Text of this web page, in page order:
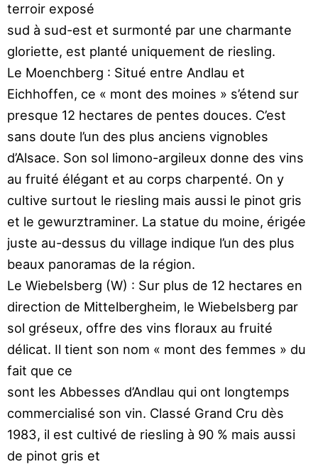
terroir exposé
sud à sud-est et surmonté par une charmante
gloriette, est planté uniquement de riesling.
Le Moenchberg : Situé entre Andlau et
Eichhoffen, ce « mont des moines » s’étend sur
presque 12 hectares de pentes douces. C’est
sans doute l’un des plus anciens vignobles
d’Alsace. Son sol limono-argileux donne des vins
au fruité élégant et au corps charpenté. On y
cultive surtout le riesling mais aussi le pinot gris
et le gewurztraminer. La statue du moine, érigée
juste au-dessus du village indique l’un des plus
beaux panoramas de la région.
Le Wiebelsberg (W) : Sur plus de 12 hectares en
direction de Mittelbergheim, le Wiebelsberg par
sol gréseux, offre des vins floraux au fruité
délicat. Il tient son nom « mont des femmes » du
fait que ce
sont les Abbesses d’Andlau qui ont longtemps
commercialisé son vin. Classé Grand Cru dès
1983, il est cultivé de riesling à 90 % mais aussi
de pinot gris et